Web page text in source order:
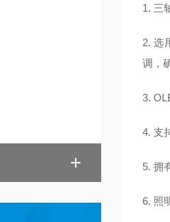
1. 三
2.选
调，
3.
4. 支
5. 拥
6. 照